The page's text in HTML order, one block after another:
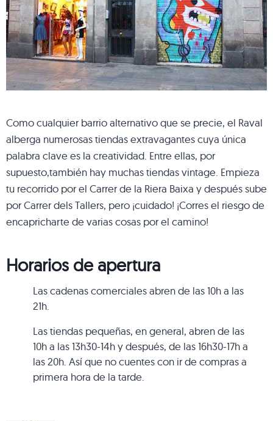
Como cualquier barrio alternativo que se precie, el Raval
alberga numerosas tiendas extravagantes cuya única
palabra clave es la creatividad. Entre ellas, por
supuesto,también hay muchas tiendas vintage. Empieza
tu recorrido por el Carrer de la Riera Baixa y después sube
por Carrer dels Tallers, pero ¡cuidado! ¡Corres el riesgo de
encapricharte de varias cosas por el camino!
Horarios de apertura
Las cadenas comerciales abren de las 10h a las
21h.
Las tiendas pequeñas, en general, abren de las
10h a las 13h30-14h y después, de las 16h30-17h a
las 20h. Así que no cuentes con ir de compras a
primera hora de la tarde.